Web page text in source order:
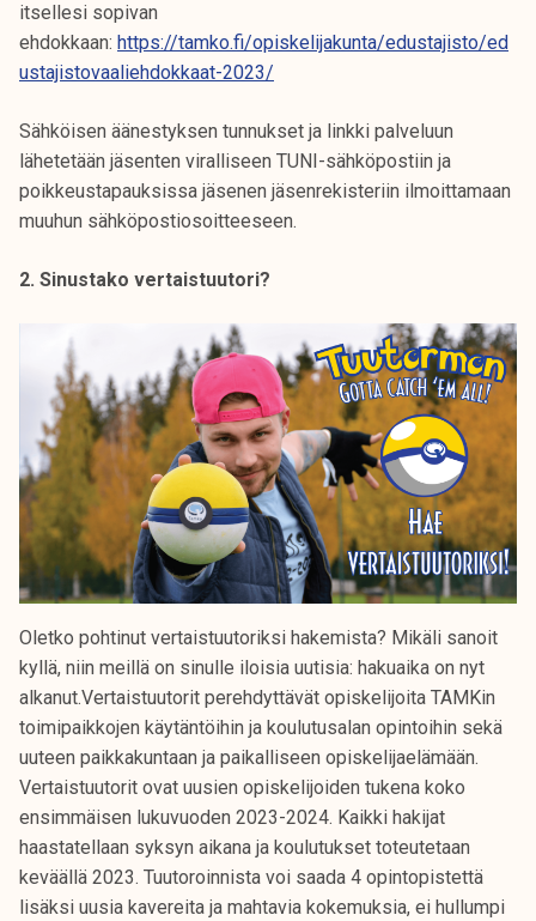
itsellesi sopivan
ehdokkaan: https://tamko.fi/opiskelijakunta/edustajisto/ed
ustajistovaaliehdokkaat-2023/
Sähköisen äänestyksen tunnukset ja linkki palveluun
lähetetään jäsenten viralliseen TUNI-sähköpostiin ja
poikkeustapauksissa jäsenen jäsenrekisteriin ilmoittamaan
muuhun sähköpostiosoitteeseen.
2. Sinustako vertaistuutori?
Oletko pohtinut vertaistuutoriksi hakemista? Mikäli sanoit
kyllä, niin meillä on sinulle iloisia uutisia: hakuaika on nyt
alkanut.Vertaistuutorit perehdyttävät opiskelijoita TAMKin
toimipaikkojen käytäntöihin ja koulutusalan opintoihin sekä
uuteen paikkakuntaan ja paikalliseen opiskelijaelämään.
Vertaistuutorit ovat uusien opiskelijoiden tukena koko
ensimmäisen lukuvuoden 2023-2024. Kaikki hakijat
haastatellaan syksyn aikana ja koulutukset toteutetaan
keväällä 2023. Tuutoroinnista voi saada 4 opintopistettä
lisäksi uusia kavereita ja mahtavia kokemuksia, ei hullumpi